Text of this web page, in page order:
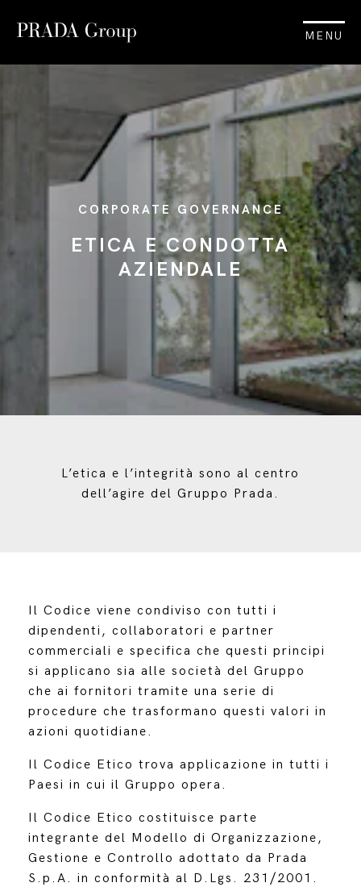
MENU
CORPORATE GOVERNANCE
ETICA E CONDOTTA
AZIENDALE
L’etica e l’integrità sono al centro
dell’agire del Gruppo Prada.
Il Codice viene condiviso con tutti i
dipendenti, collaboratori e partner
commerciali e specifica che questi principi
si applicano sia alle società del Gruppo
che ai fornitori tramite una serie di
procedure che trasformano questi valori in
azioni quotidiane.
Il Codice Etico trova applicazione in tutti i
Paesi in cui il Gruppo opera.
Il Codice Etico costituisce parte
integrante del Modello di Organizzazione,
Gestione e Controllo adottato da Prada
S.p.A. in conformità al D.Lgs. 231/2001.